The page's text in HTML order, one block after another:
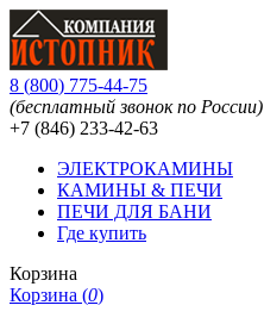
8 (800) 775-44-75
(бесплатный звонок по России)
+7 (846) 233-42-63
ЭЛЕКТРОКАМИНЫ
КАМИНЫ & ПЕЧИ
ПЕЧИ ДЛЯ БАНИ
Где купить
Корзина
Корзина (0)